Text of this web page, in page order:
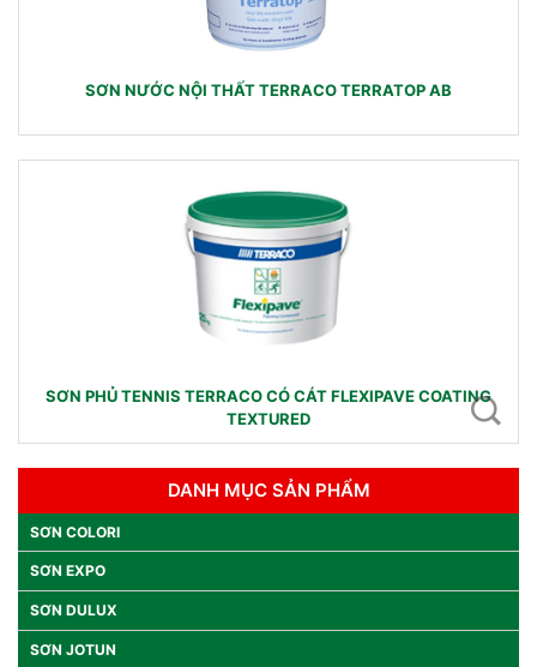
SƠN NƯỚC NỘI THẤT TERRACO TERRATOP AB
SƠN PHỦ TENNIS TERRACO CÓ CÁT FLEXIPAVE COATING
TEXTURED
DANH MỤC SẢN PHẨM
SƠN COLORI
SƠN EXPO
SƠN DULUX
SƠN JOTUN